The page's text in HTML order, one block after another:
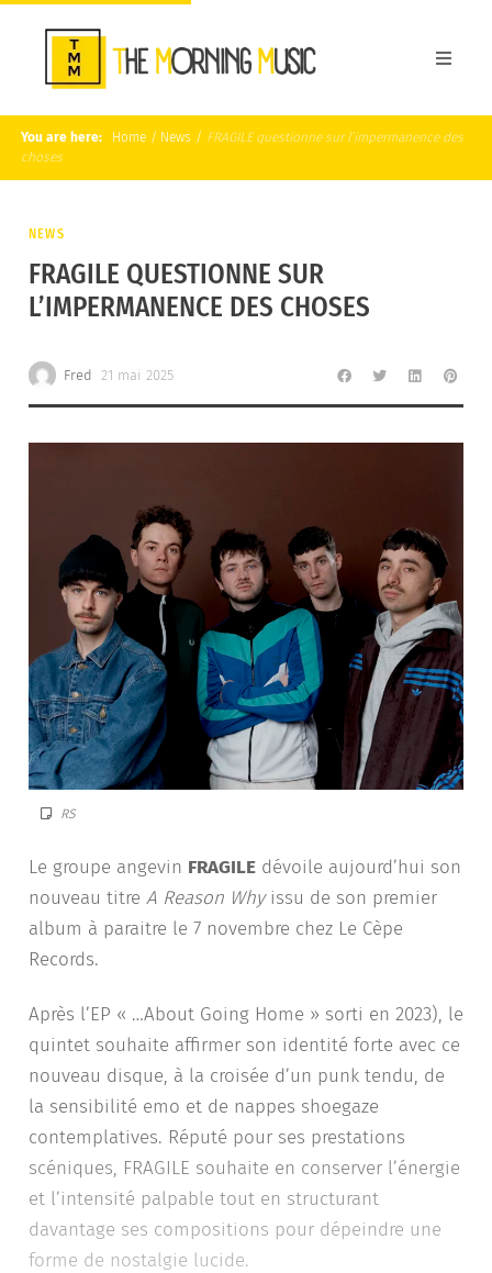
You are here: Home / News / FRAGILE questionne sur l’impermanence des
choses
NEWS
FRAGILE QUESTIONNE SUR
L’IMPERMANENCE DES CHOSES
Fred 21 mai 2025
RS
Le groupe angevin FRAGILE dévoile aujourd’hui son
nouveau titre A Reason Whyissu de son premier
album à paraitre le 7 novembre chez Le Cèpe
Records.
Après l’EP « …About Going Home » sorti en 2023), le
quintet souhaite affirmer son identité forte avec ce
nouveau disque, à la croisée d’un punk tendu, de
la sensibilité emo et de nappes shoegaze
contemplatives. Réputé pour ses prestations
scéniques, FRAGILE souhaite en conserver l’énergie
et l’intensité palpable tout en structurant
davantage ses compositions pour dépeindre une
forme de nostalgie lucide.